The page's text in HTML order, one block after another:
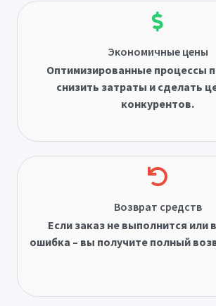
Экономичные цены
Оптимизированные процессы
снизить затраты и сделать
конкурентов.
Возврат средств
Если заказ не выполнится или
ошибка – вы получите полный